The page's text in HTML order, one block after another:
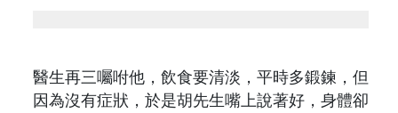
醫生再三囑咐他，飲食要清淡，平時多鍛鍊，但
因為沒有症狀，於是胡先生嘴上說著好，身體卻